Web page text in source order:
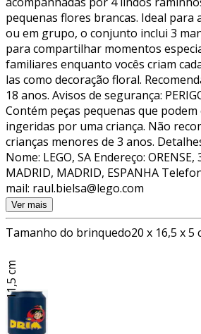
pequenas flores brancas. Ideal para
ou em grupo, o conjunto inclui 3
para compartilhar momentos
familiares enquanto vocês criam
las como decoração floral.
18 anos. Avisos de segurança:
Contém peças pequenas que podem
ingeridas por uma criança. Não
crianças menores de 3 anos.
Nome: LEGO, SA Endereço: ORENSE,
MADRID, MADRID, ESPANHA
mail: raul.bielsa@lego.com
Ver mais
Tamanho do brinquedo20 x 16,5 x 5
11,5 cm